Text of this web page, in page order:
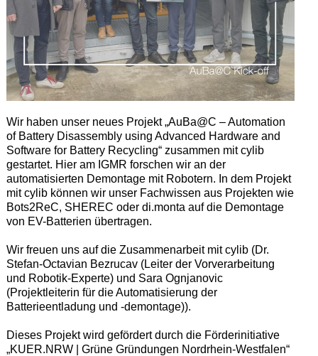
Wir haben unser neues Projekt „AuBa@C – Automation
of Battery Disassembly using Advanced Hardware and
Software for Battery Recycling“ zusammen mit cylib
gestartet. Hier am IGMR forschen wir an der
automatisierten Demontage mit Robotern. In dem Projekt
mit cylib können wir unser Fachwissen aus Projekten wie
Bots2ReC, SHEREC oder di.monta auf die Demontage
von EV-Batterien übertragen.
Wir freuen uns auf die Zusammenarbeit mit cylib (Dr.
Stefan-Octavian Bezrucav (Leiter der Vorverarbeitung
und Robotik-Experte) und Sara Ognjanovic
(Projektleiterin für die Automatisierung der
Batterieentladung und -demontage)).
Dieses Projekt wird gefördert durch die Förderinitiative
„KUER.NRW | Grüne Gründungen Nordrhein-Westfalen“